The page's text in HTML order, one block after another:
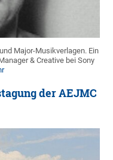
Major-Musikverlagen. Ein
& Creative bei Sony
der AEJMC